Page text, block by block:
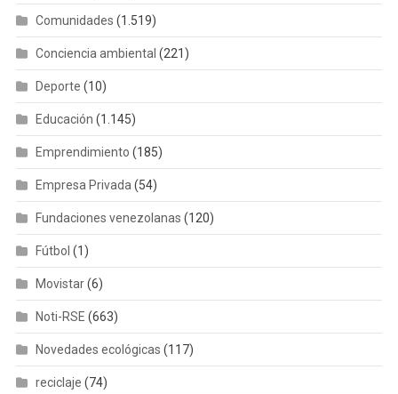
Comunidades (1.519)
Conciencia ambiental (221)
Deporte (10)
Educación (1.145)
Emprendimiento (185)
Empresa Privada(54)
Fundaciones venezolanas (120)
Fútbol (1)
Movistar(6)
Noti-RSE (663)
Novedades ecológicas (117)
reciclaje (74)